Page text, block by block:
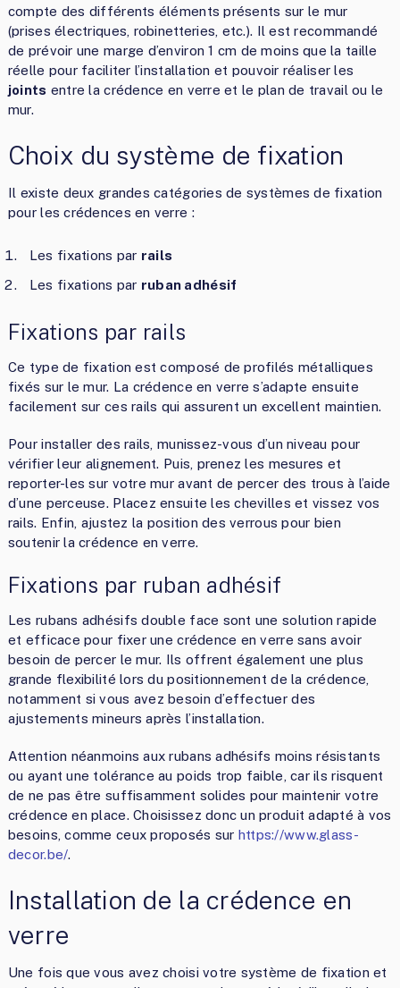
compte des différents éléments présents sur le mur
(prises électriques, robinetteries, etc.). Il est recommandé
de prévoir une marge d’environ 1 cm de moins que la taille
réelle pour faciliter l’installation et pouvoir réaliser les
joints entre la crédence en verre et le plan de travail ou le
mur.
Choix du système de fixation
Il existe deux grandes catégories de systèmes de fixation
pour les crédences en verre :
Les fixations par rails
Les fixations par ruban adhésif
Fixations par rails
Ce type de fixation est composé de profilés métalliques
fixés sur le mur. La crédence en verre s’adapte ensuite
facilement sur ces rails qui assurent un excellent maintien.
Pour installer des rails, munissez-vous d’un niveau pour
vérifier leur alignement. Puis, prenez les mesures et
reporter-les sur votre mur avant de percer des trous à l’aide
d’une perceuse. Placez ensuite les chevilles et vissez vos
rails. Enfin, ajustez la position des verrous pour bien
soutenir la crédence en verre.
Fixations par ruban adhésif
Les rubans adhésifs double face sont une solution rapide
et efficace pour fixer une crédence en verre sans avoir
besoin de percer le mur. Ils offrent également une plus
grande flexibilité lors du positionnement de la crédence,
notamment si vous avez besoin d’effectuer des
ajustements mineurs après l’installation.
Attention néanmoins aux rubans adhésifs moins résistants
ou ayant une tolérance au poids trop faible, car ils risquent
de ne pas être suffisamment solides pour maintenir votre
crédence en place. Choisissez donc un produit adapté à vos
besoins, comme ceux proposés sur https://www.glass-
decor.be/.
Installation de la crédence en
verre
Une fois que vous avez choisi votre système de fixation et